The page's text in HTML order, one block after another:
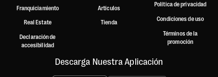
Franquiciamiento
Real Estate
Declaración de
accesibilidad
Artículos
Tienda
Política de privacidad
Condiciones de uso
Términos de la
promoción
Descarga Nuestra Aplicación